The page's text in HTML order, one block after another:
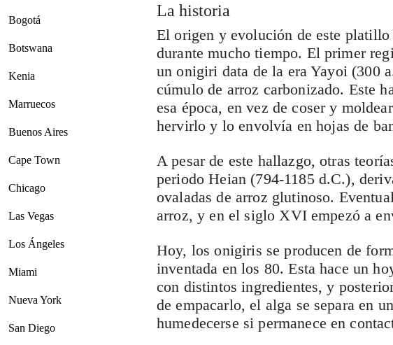
Bogotá
Botswana
Kenia
Marruecos
Buenos Aires
Cape Town
Chicago
Las Vegas
Los Ángeles
Miami
Nueva York
San Diego
La historia
El origen y evolución de este
durante mucho tiempo. El primer
un onigiri data de la era Yayoi (300
cúmulo de arroz carbonizado. Este
esa época, en vez de coser y
hervirlo y lo envolvía en hojas de
A pesar de este hallazgo, otras
periodo Heian (794-1185 d.C.),
ovaladas de arroz glutinoso.
arroz, y en el siglo XVI empezó a
Hoy, los onigiris se producen de
inventada en los 80. Esta hace un
con distintos ingredientes, y
de empacarlo, el alga se separa en
humedecerse si permanece en